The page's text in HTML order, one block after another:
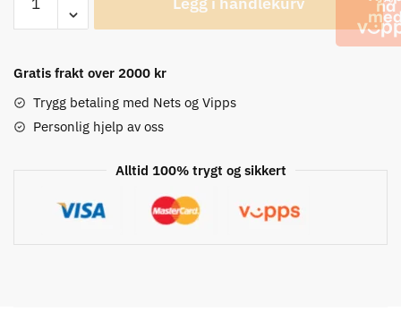
Shark
Lange
antall
Gratis frakt over 2000 kr
Trygg betaling med Nets og Vipps
Personlig hjelp av oss
Alltid 100% trygt og sikkert